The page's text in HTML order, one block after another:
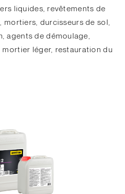
liquides, revêtements de
mortiers, durcisseurs de sol,
agents de démoulage,
léger, restauration du